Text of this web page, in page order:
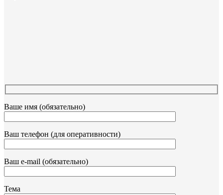
Ваше имя (обязательно)
Ваш телефон (для оперативности)
Ваш e-mail (обязательно)
Тема